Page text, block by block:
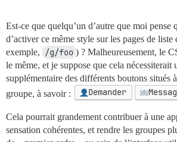
Est-ce que quelqu’un d’autre que moi pense
d’activer ce même style sur les pages de liste
exemple,
/g/foo ) ? Malheureusement, le
le même, et je suppose que cela nécessiterait
supplémentaire des différents boutons situés
groupe, à savoir :
Demander
Cela pourrait grandement contribuer à une
sensation cohérentes, et rendre les groupes